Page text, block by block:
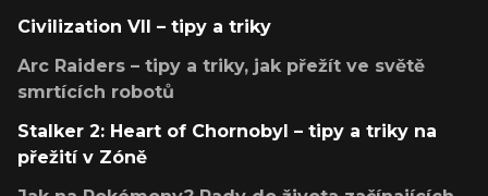
Civilization VII – tipy a triky
Arc Raiders – tipy a triky, jak přežít ve světě
smrtících robotů
Stalker 2: Heart of Chornobyl – tipy a triky na
přežití v Zóně